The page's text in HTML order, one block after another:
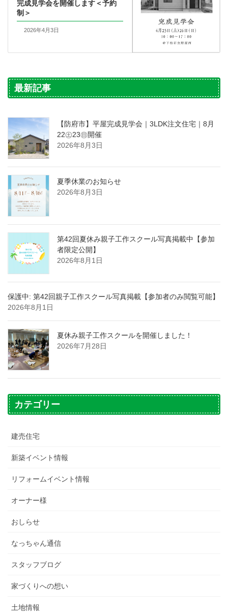
完成見学会を開催します＜予約
制＞
2026年4月3日
最新記事
【防府市】平屋完成見学会｜3LDK注文住宅｜8月
22㊏23㊐開催
2026年8月3日
夏季休業のお知らせ
2026年8月3日
第42回夏休み親子工作スクール写真掲載中【参加
者限定公開】
2026年8月1日
保護中: 第42回親子工作スクール写真掲載【参加者のみ閲覧可能】
2026年8月1日
夏休み親子工作スクールを開催しました！
2026年7月28日
カテゴリー
建売住宅
新築イベント情報
リフォームイベント情報
オーナー様
おしらせ
なっちゃん通信
スタッフブログ
家づくりへの想い
土地情報